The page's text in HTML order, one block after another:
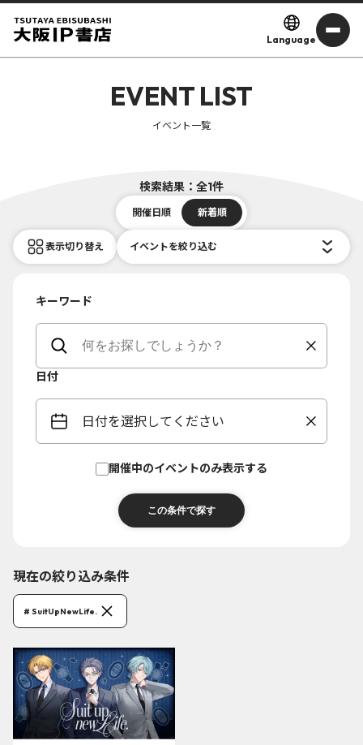
Language
EVENT LIST
イベント一覧
検索結果：全1件
開催日順 新着順
表示切り替え イベントを絞り込む
キーワード
日付
日付を選択してください
開催中のイベントのみ表示する
現在の絞り込み条件
# SuitUpNewLife.